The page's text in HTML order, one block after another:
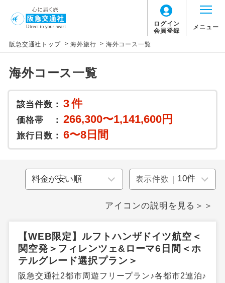
ログイン
会員登録
メニュー
阪急交通社トップ > 海外旅行 > 海外コース一覧
海外コース一覧
該当件数： 3件
価格帯 ： 266,300〜1,141,600円
旅行日数： 6〜8日間
表示件数｜
アイコンの説明を見る＞＞
【WEB限定】ルフトハンザドイツ航空＜
関空発＞フィレンツェ&ローマ6日間＜ホ
テルグレード選択プラン＞
阪急交通社2都市周遊フリープラン♪各都市2連泊♪